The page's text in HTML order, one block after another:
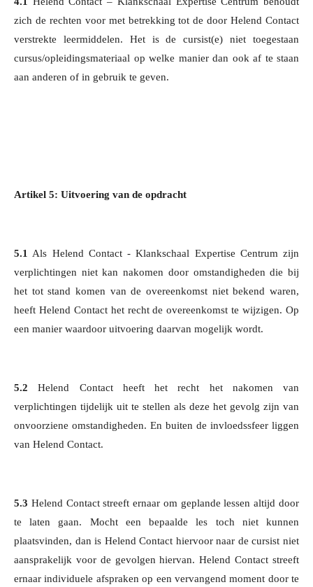
zich de rechten voor met betrekking tot de door Helend Contact
verstrekte leermiddelen. Het is de cursist(e) niet toegestaan
cursus/opleidingsmateriaal op welke manier dan ook af te staan
aan anderen of in gebruik te geven.
Artikel 5: Uitvoering van de opdracht
5.1
Als Helend Contact - Klankschaal Expertise Centrum zijn
verplichtingen niet kan nakomen door omstandigheden die bij
het tot stand komen van de overeenkomst niet bekend waren,
heeft Helend Contact het recht de overeenkomst te wijzigen. Op
een manier waardoor uitvoering daarvan mogelijk wordt.
5.2 Helend Contact heeft het recht het nakomen van
verplichtingen tijdelijk uit te stellen als deze het gevolg zijn van
onvoorziene omstandigheden. En buiten de invloedssfeer liggen
van Helend Contact.
5.3 Helend Contact streeft ernaar om geplande lessen altijd door
te laten gaan. Mocht een bepaalde les toch niet kunnen
plaatsvinden, dan is Helend Contact hiervoor naar de cursist niet
aansprakelijk voor de gevolgen hiervan. Helend Contact streeft
ernaar individuele afspraken op een vervangend moment door te